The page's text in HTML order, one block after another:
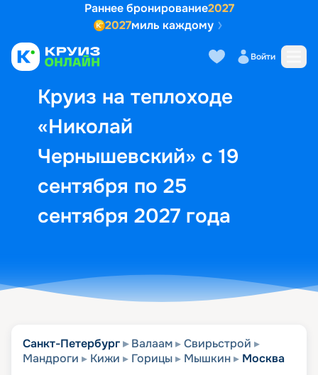
Раннее бронирование2027
2027миль каждому
Войти
Круиз на теплоходе
«Николай
Чернышевский» с 19
сентября по 25
сентября 2027 года
Выбор кают Маршрут и
Санкт-Петербург Валаам
Свирьстрой
Мандроги
Кижи Горицы Мышкин Москва